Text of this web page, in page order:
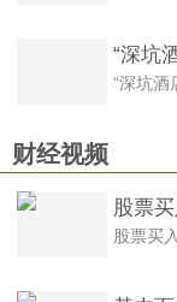
“深坑
“深坑酒
财经视频
股票
股票买